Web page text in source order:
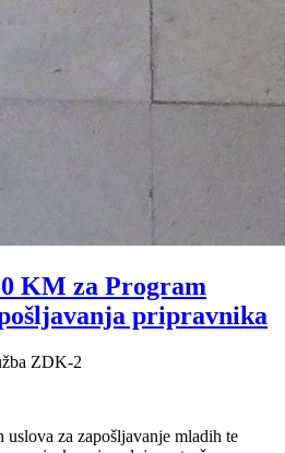
KM za Program
pripravnika
ZDK-2
za zapošljavanje mladih te